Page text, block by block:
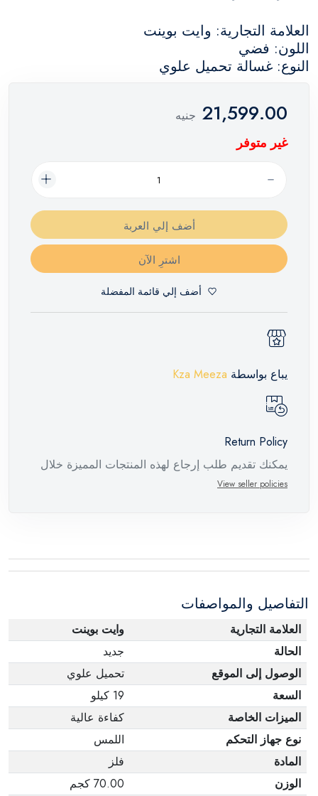
العلامة التجارية: وايت بوينت
اللون: فضي
النوع: غسالة تحميل علوي
21,599.00 جنيه
غير متوفر
أضف إلي العربة
اشترِ الآن
أضف إلي قائمة المفضلة
يباع بواسطة Kza Meeza
Return Policy
يمكنك تقديم طلب إرجاع لهذه المنتجات المميزة خلال
عبوته الأصلية. لاحظ أنه لا يمكن إرجاع المنتجات
وفي عبواتها الأصلية.
View seller policies
التفاصيل والمواصفات
العلامة التجارية
وايت بوينت
الحالة
جديد
الوصول إلى الموقع
تحميل علوي
السعة
19 كيلو
الميزات الخاصة
كفاءة عالية
نوع جهاز التحكم
اللمس
المادة
فلز
الوزن
70.00 كجم